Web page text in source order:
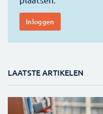
LAATSTE ARTIKELEN